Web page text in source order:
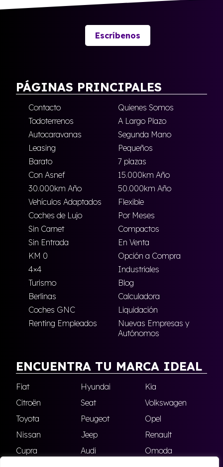
Escríbenos
PÁGINAS PRINCIPALES
Contacto
Quienes Somos
Todoterrenos
A Largo Plazo
Autocaravanas
Segunda Mano
Leasing
Pequeños
Barato
7 plazas
Con Asnef
15.000km Año
30.000km Año
50.000km Año
Vehículos Adaptados
Flexible
Coches de Lujo
Por Meses
Sin Carnet
Compactos
Sin Entrada
En Venta
KM 0
Opción a Compra
4×4
Industriales
Turismo
Blog
Berlinas
Calculadora
Coches GNC
Liquidación
Renting Empleados
Nuevas Empresas y
Autónomos
ENCUENTRA TU MARCA IDEAL
Fiat Hyundai
Kia
Citroën
Seat
Volkswagen
Toyota
Peugeot
Opel
Nissan
Jeep
Renault
Cupra
Audi
Omoda